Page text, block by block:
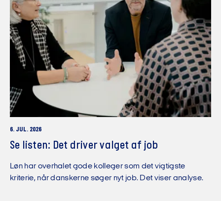
6. JUL. 2026
Se listen: Det driver valget af job
Løn har overhalet gode kolleger som det vigtigste
kriterie, når danskerne søger nyt job. Det viser analyse.